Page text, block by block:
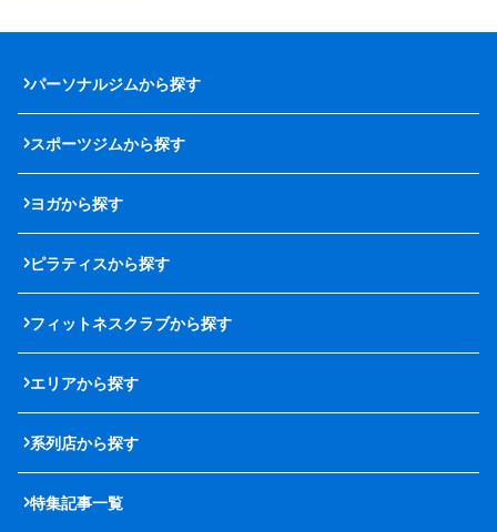
パーソナルジムから探す
スポーツジムから探す
ヨガから探す
ピラティスから探す
フィットネスクラブから探す
エリアから探す
系列店から探す
特集記事一覧